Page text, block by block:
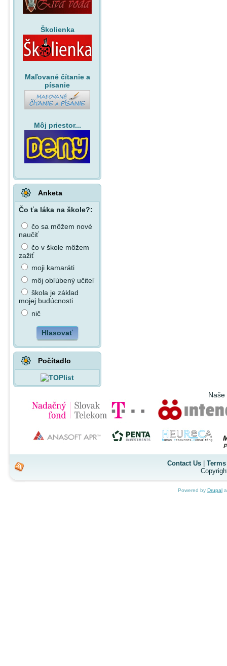
Školienka
Maľované čítanie a
písanie
Môj priestor...
Anketa
Čo ťa láka na škole?:
čo sa môžem nové
naučiť
čo v škole môžem
zažiť
moji kamaráti
môj obľúbený učiteľ
škola je základ
mojej budúcnosti
nič
Hlasovať
Počítadlo
Contact Us|
Powered by Drupal